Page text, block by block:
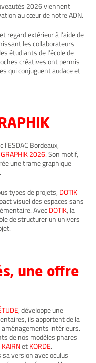
2026 viennent
au cœur de notre ADN.
regard extérieur à l’aide de
les collaborateurs
étudiants de l’école de
créatives ont permis
qui conjuguent audace et
Bordeaux,
GRAPHIK 2026. Son motif,
une trame graphique
types de projets, DOTIK
visuel des espaces sans
AvecDOTIK, la
de structurer un univers
une offre
, développe une
ils apportent de la
intérieurs.
de nos modèles phares
KAIRNetKORDE.
version avec oculus